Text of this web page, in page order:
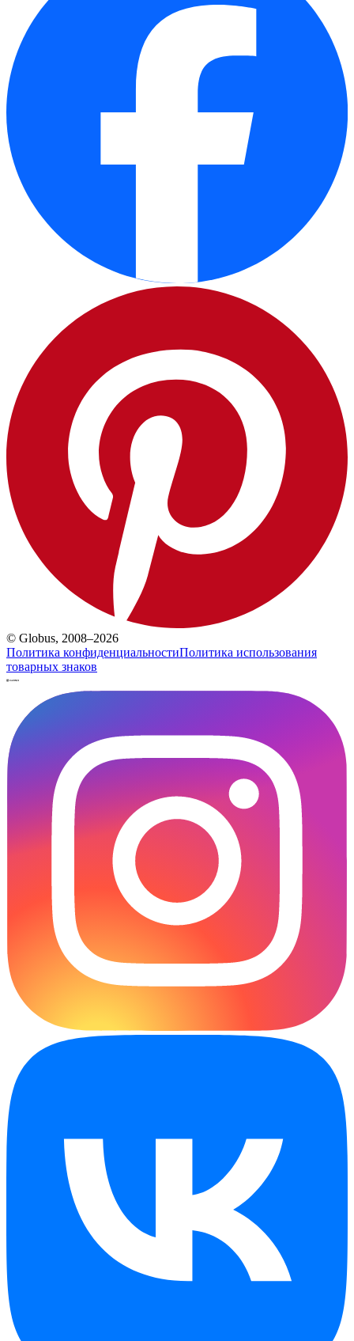
© Globus, 2008–2026
Политика конфиденциальностиПолитика использования
товарных знаков